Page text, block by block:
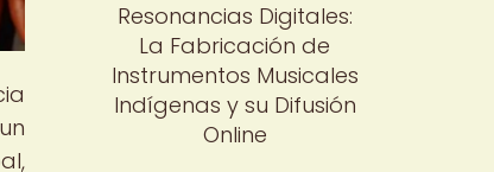
Resonancias Digitales:
La Fabricación de
Instrumentos Musicales
Indígenas y su Difusión
Online